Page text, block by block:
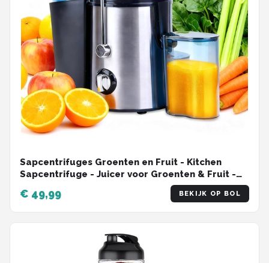
Sapcentrifuges Groenten en Fruit - Kitchen
Sapcentrifuge - Juicer voor Groenten & Fruit -
Grote Vulopening - 2 Snelheden - 1000 Watt -
Zilver
€ 49,99 BEKIJK OP BOL